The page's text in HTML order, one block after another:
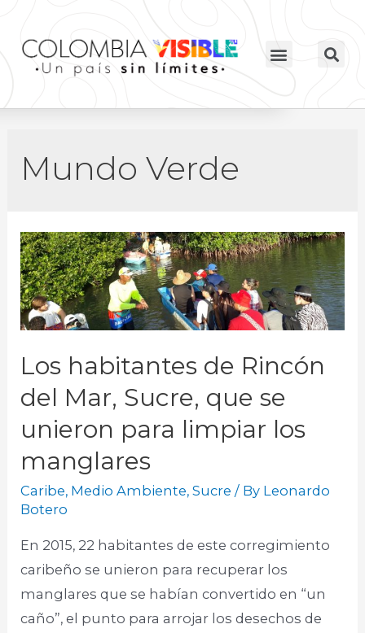
Mundo Verde
Los habitantes de Rincón
del Mar, Sucre, que se
unieron para limpiar los
manglares
Caribe, Medio Ambiente,Sucre / By Leonardo
Botero
En 2015, 22 habitantes de este corregimiento
caribeño se unieron para recuperar los
manglares que se habían convertido en “un
caño”, el punto para arrojar los desechos de